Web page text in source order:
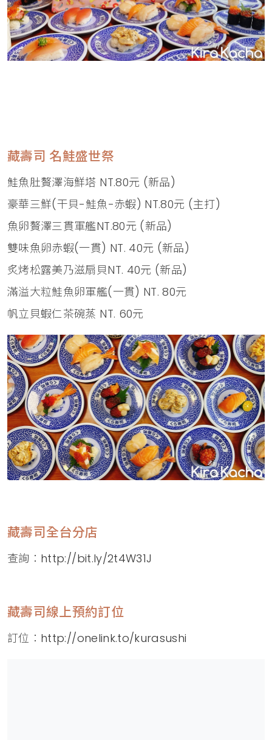
藏壽司 名鮭盛世祭
鮭魚肚贅澤海鮮塔 NT.80元 (新品)
豪華三鮮(干貝-鮭魚-赤蝦) NT.80元 (主打)
魚卵贅澤三貫軍艦NT.80元 (新品)
雙味魚卵赤蝦(一貫) NT. 40元 (新品)
炙烤松露美乃滋扇貝NT. 40元 (新品)
滿溢大粒鮭魚卵軍艦(一貫) NT. 80元
帆立貝蝦仁茶碗蒸 NT. 60元
藏壽司全台分店
查詢： http://bit.ly/2t4W31J
藏壽司線上預約訂位
訂位： http://onelink.to/kurasushi